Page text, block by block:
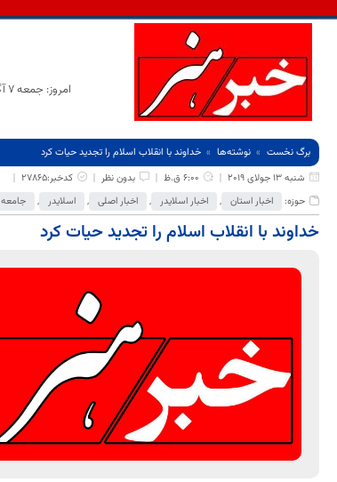
امروز: جمعه 7 آگوست 2026
برگ نخست نوشته‌ها
خداوند با انقلاب اسلام را تجدید حیات کرد
شنبه 13 جولای 2019
6:00 ق.ظ بدون نظر
کدخبر:27865
حوزه:
اخبار استان , اخبار اسلایدر , اخبار اصلی , اسلایدر , جامعه
خداوند با انقلاب اسلام را تجدید حیات کرد